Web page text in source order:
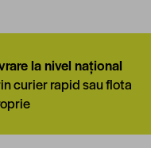
la nivel național
curier rapid sau flota